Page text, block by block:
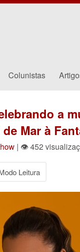
Colunistas
a
Mar à
| 👁 452
Leitura